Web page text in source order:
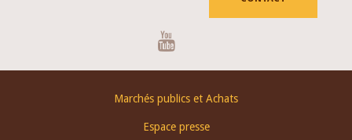
Marchés publics et Achats
Espace presse